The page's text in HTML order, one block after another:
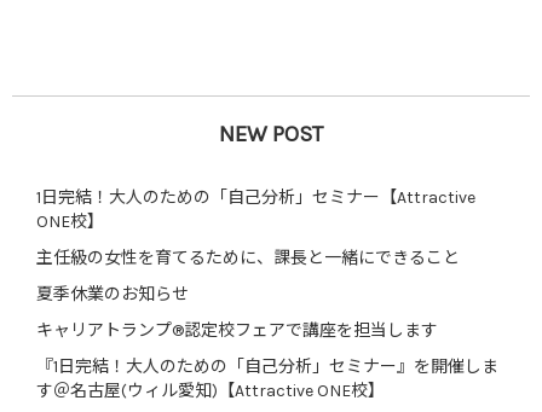
NEW POST
1日完結！大人のための「自己分析」セミナー【Attractive
ONE校】
主任級の女性を育てるために、課長と一緒にできること
夏季休業のお知らせ
キャリアトランプ®認定校フェアで講座を担当します
『1日完結！大人のための「自己分析」セミナー』を開催しま
す＠名古屋(ウィル愛知)【Attractive ONE校】